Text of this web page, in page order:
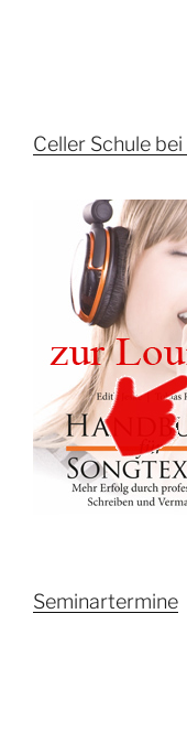
Celler Schule
Seminartermine